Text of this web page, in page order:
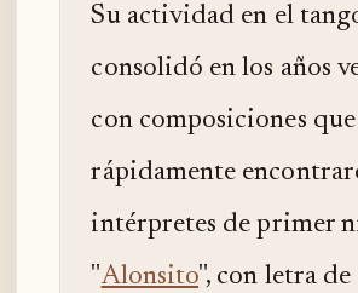
Su actividad en el
consolidó en los años
con composiciones que
rápidamente
intérpretes de primer
"Alonsito", con letra